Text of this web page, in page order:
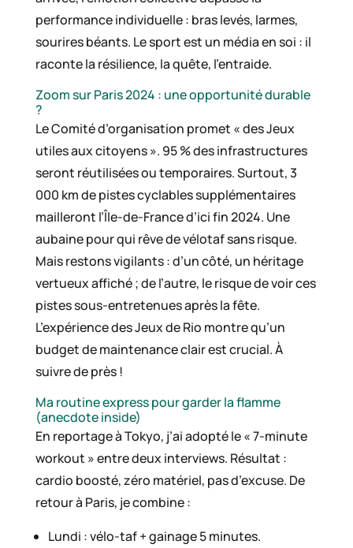
performance individuelle : bras levés, larmes,
sourires béants. Le sport est un média en soi : il
raconte la résilience, la quête, l’entraide.
Zoom sur Paris 2024 : une opportunité durable
?
Le Comité d’organisation promet « des Jeux
utiles aux citoyens ». 95 % des infrastructures
seront réutilisées ou temporaires. Surtout, 3
000 km de pistes cyclables supplémentaires
mailleront l’Île-de-France d’ici fin 2024. Une
aubaine pour qui rêve de vélotaf sans risque.
Mais restons vigilants : d’un côté, un héritage
vertueux affiché ; de l’autre, le risque de voir ces
pistes sous-entretenues après la fête.
L’expérience des Jeux de Rio montre qu’un
budget de maintenance clair est crucial. À
suivre de près !
Ma routine express pour garder la flamme
(anecdote inside)
En reportage à Tokyo, j’ai adopté le « 7-minute
workout » entre deux interviews. Résultat :
cardio boosté, zéro matériel, pas d’excuse. De
retour à Paris, je combine :
Lundi : vélo-taf + gainage 5 minutes.